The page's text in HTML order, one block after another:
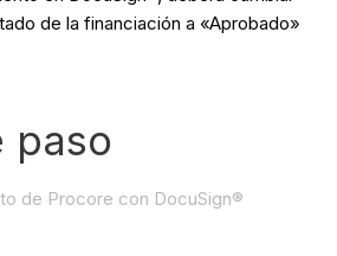
de la financiación a «Aprobado»
paso
de Procore con DocuSign®